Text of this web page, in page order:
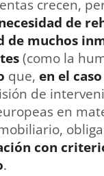
crecen,
de
de muchos
(como la
que, en el
de
en
con
.